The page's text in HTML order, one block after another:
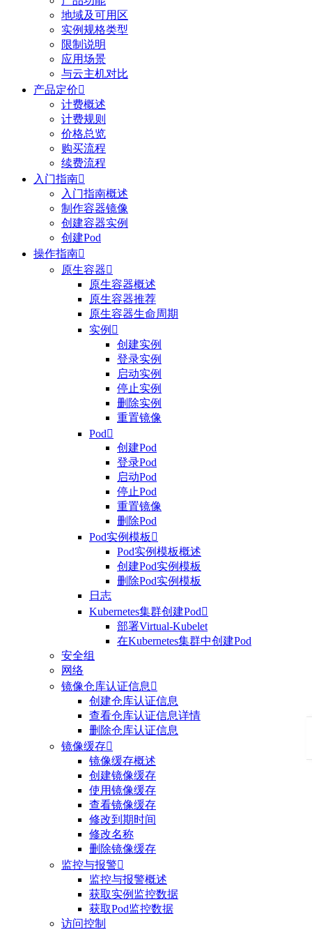
地域及可用区
实例规格类型
限制说明
应用场景
与云主机对比
产品定价
计费概述
计费规则
价格总览
购买流程
续费流程
入门指南
入门指南概述
制作容器镜像
创建容器实例
创建Pod
操作指南
原生容器
原生容器概述
原生容器推荐
原生容器生命周期
实例 
创建实例
登录实例
启动实例
停止实例
删除实例
重置镜像
Pod
创建Pod
登录Pod
启动Pod
停止Pod
重置镜像
删除Pod
Pod实例模板 
Pod实例模板概述
创建Pod实例模板
删除Pod实例模板
日志
Kubernetes集群创建Pod
部署Virtual-Kubelet
在Kubernetes集群中创建Pod
安全组
网络
镜像仓库认证信息 
创建仓库认证信息
查看仓库认证信息详情
删除仓库认证信息
镜像缓存
镜像缓存概述
创建镜像缓存
使用镜像缓存
查看镜像缓存
修改到期时间
修改名称
删除镜像缓存
监控与报警
监控与报警概述
获取实例监控数据
获取Pod监控数据
访问控制